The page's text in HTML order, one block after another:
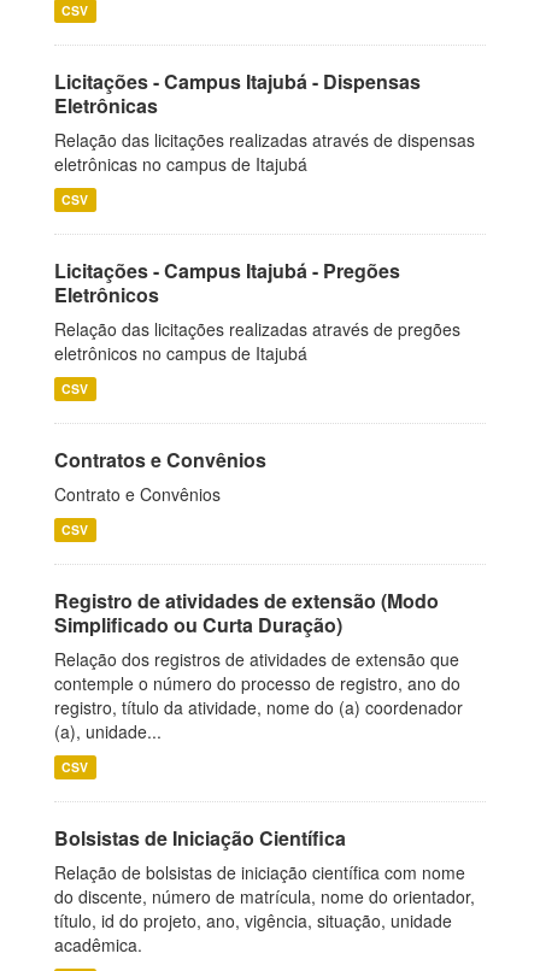
CSV
Licitações - Campus Itajubá - Dispensas
Eletrônicas
Relação das licitações realizadas através de dispensas
eletrônicas no campus de Itajubá
CSV
Licitações - Campus Itajubá - Pregões
Eletrônicos
Relação das licitações realizadas através de pregões
eletrônicos no campus de Itajubá
CSV
Contratos e Convênios
Contrato e Convênios
CSV
Registro de atividades de extensão (Modo
Simplificado ou Curta Duração)
Relação dos registros de atividades de extensão que
contemple o número do processo de registro, ano do
registro, título da atividade, nome do (a) coordenador
(a), unidade...
CSV
Bolsistas de Iniciação Científica
Relação de bolsistas de iniciação científica com nome
do discente, número de matrícula, nome do orientador,
título, id do projeto, ano, vigência, situação, unidade
acadêmica.